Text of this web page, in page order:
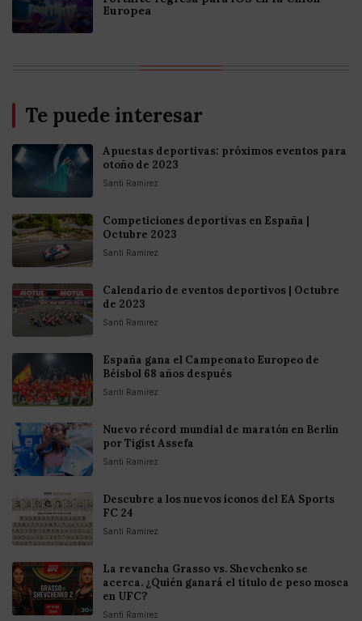
Europea
Te puede interesar
Apuestas deportivas: próximos eventos para
otoño de 2023
Santi Ramirez
Competiciones deportivas en España |
Octubre 2023
Santi Ramirez
Calendario de eventos deportivos | Octubre
de 2023
Santi Ramirez
España gana el Campeonato Europeo de
Béisbol 68 años después
Santi Ramirez
Nuevo récord mundial de maratón en Berlín
por Tigist Assefa
Santi Ramirez
Descubre a los nuevos íconos del EA Sports
FC 24
Santi Ramirez
La revancha Grasso vs. Shevchenko se
acerca. ¿Quién ganará el título de peso mosca
en UFC?
Santi Ramirez